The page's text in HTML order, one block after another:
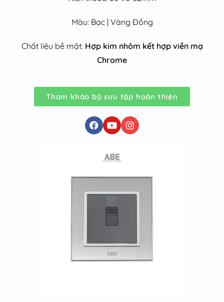
Màu: Bạc | Vàng Đồng
Chất liệu bề mặt: Hợp kim nhôm kết hợp viền mạ
Chrome
Tham khảo bộ sưu tập hoàn thiện